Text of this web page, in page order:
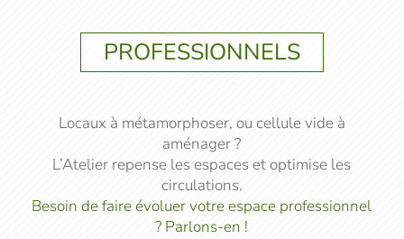
PROFESSIONNELS
Locaux à métamorphoser, ou cellule vide à
aménager ?
L’Atelier repense les espaces et optimise les
circulations.
Besoin de faire évoluer votre espace professionnel
? Parlons-en !